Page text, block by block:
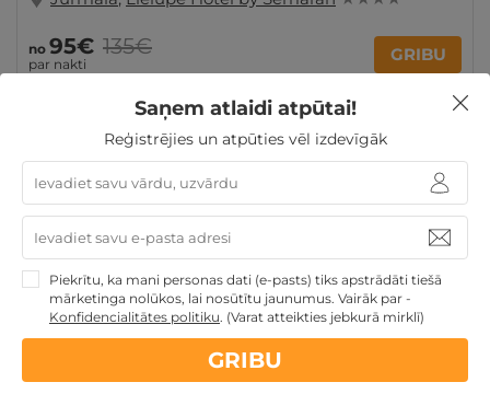
no 95€
par nakti
135€ GRIBU
Dāvanas Sieviešu dienā
TOP pirktākās
dāvanas
4 personu ĢIMENEI
Dāvanas līdz 100€
Ģimenes atpūta
Nekādasapkalpošanas un administrācijasmaksas
naudas atmaksas garantija
Saņem atlaidi atpūtai!
Reģistrējies un atpūties vēl izdevīgāk
Piekrītu, ka mani personas dati (e-pasts) tiks apstrādāti tiešā
mārketinga nolūkos, lai nosūtītu jaunumus. Vairāk par -
Konfidencialitātes politiku. (Varat atteikties jebkurā mirklī)
GRIBU